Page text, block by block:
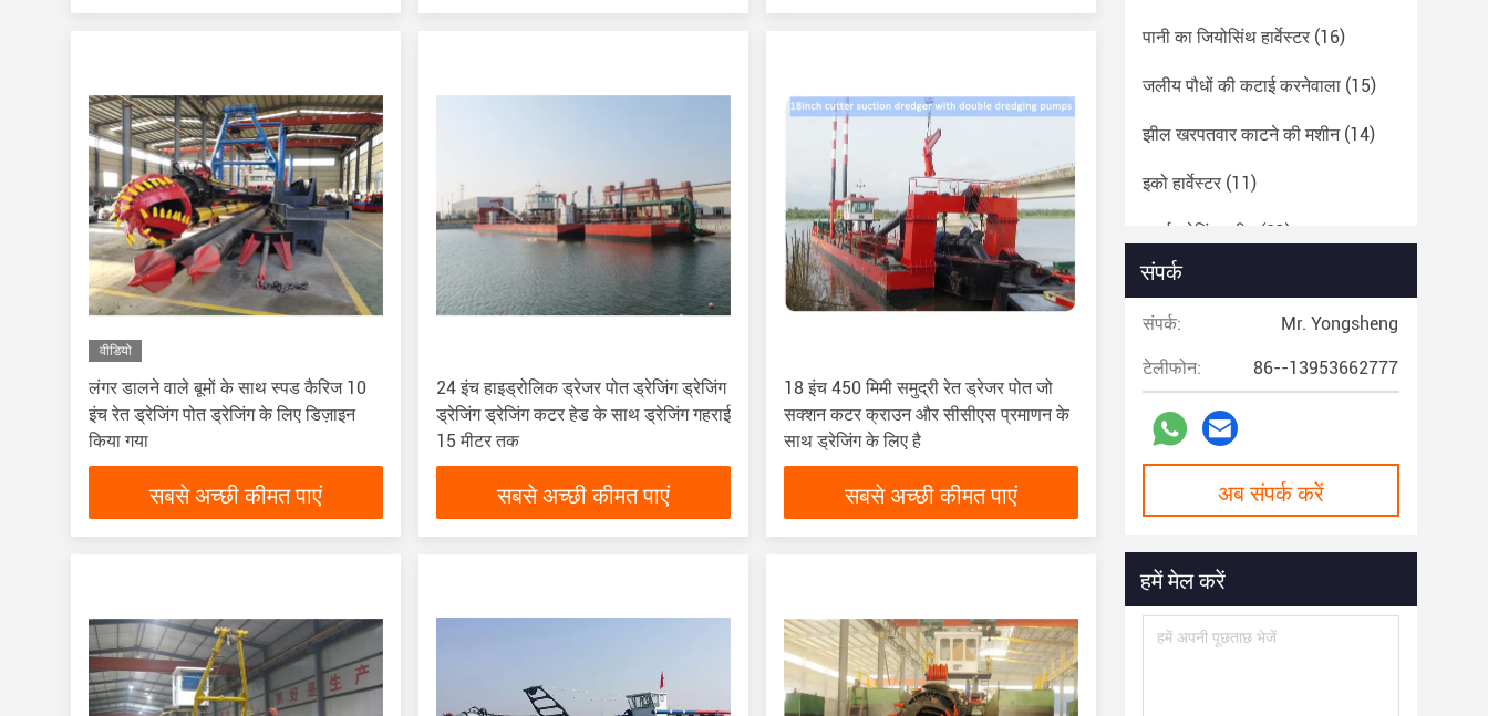
वीडियो
लंगर डालने वाले बूमों के साथ स्पड कैरिज 10
इंच रेत ड्रेजिंग पोत ड्रेजिंग के लिए डिज़ाइन
किया गया
सबसे अच्छी कीमत पाएं
24 इंच हाइड्रोलिक ड्रेजर पोत ड्रेजिंग ड्रेजिंग
ड्रेजिंग ड्रेजिंग कटर हेड के साथ ड्रेजिंग गहराई
15 मीटर तक
सबसे अच्छी कीमत पाएं
18 इंच 450 मिमी समुद्री रेत ड्रेजर पोत जो
सक्शन कटर क्राउन और सीसीएस प्रमाणन के
साथ ड्रेजिंग के लिए है
सबसे अच्छी कीमत पाएं
पानी का जियोसिंथ हार्वेस्टर (16)
जलीय पौधों की कटाई करनेवाला (15)
झील खरपतवार काटने की मशीन(14)
इको हार्वेस्टर (11)
स्वर्ण ड्रेगिंग मशीन (21)
संपर्क
संपर्क: Mr. Yongsheng
टेलीफोन: 86--13953662777
अब संपर्क करें
हमें मेल करें